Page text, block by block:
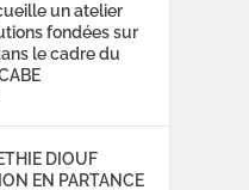
un atelier
fondées sur
le cadre du
DIOUF
EN PARTANCE